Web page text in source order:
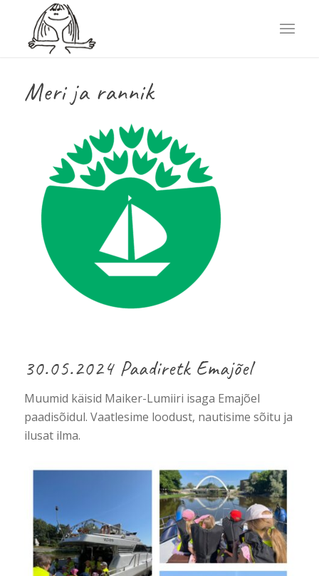
Meri ja rannik
30.05.2024 Paadiretk Emajõel
Muumid käisid Maiker-Lumiiri isaga Emajõel
paadisõidul. Vaatlesime loodust, nautisime sõitu ja
ilusat ilma.